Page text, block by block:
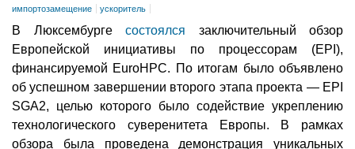
импортозамещение
ускоритель
В Люксембурге состоялся заключительный обзор
Европейской инициативы по процессорам (EPI),
финансируемой EuroHPC. По итогам было объявлено
об успешном завершении второго этапа проекта — EPI
SGA2, целью которого было содействие укреплению
технологического суверенитета Европы. В рамках
обзора была проведена демонстрация уникальных